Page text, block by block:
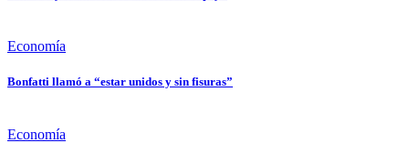
Economía
Bonfatti llamó a “estar unidos y sin fisuras”
Economía